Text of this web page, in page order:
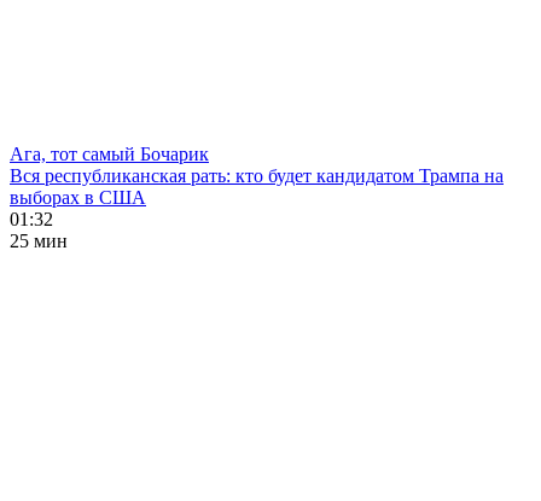
Ага, тот самый Бочарик
Вся республиканская рать: кто будет кандидатом Трампа на
выборах в США
01:32
25 мин